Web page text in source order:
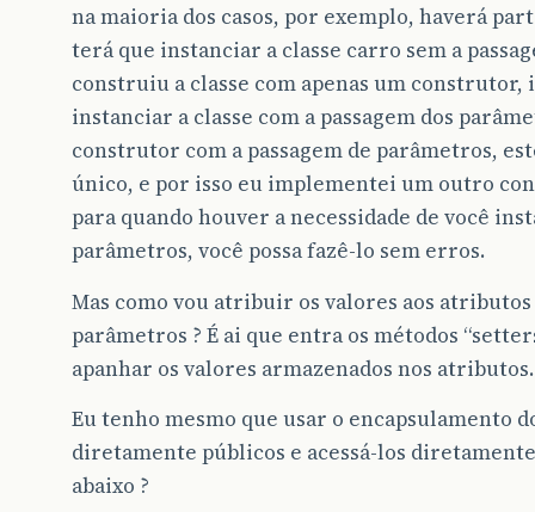
public void setPModelo(String pModelo)
{
this.pModelo = pModelo;
public void setPCombustivel(String
pCombustivel
}
/* O método eficienciaCarro tem que ser um
que retorne algum valor, algum nível,
public
int eficienciaCarro () {
// fazendo cálculos usando a
switch
case
1995: nivel = 1; break
case 2000: nivel = 5 ; break;
}
getPCombustivel equals
nivel += 20 ;
//
na maioria dos casos, por exemplo, haverá
terá que instanciar a classe carro sem a
construiu a classe com apenas um construtor,
instanciar a classe com a passagem dos
construtor com a passagem de parâmetros,
único, e por isso eu implementei um outro
para quando houver a necessidade de você
parâmetros, você possa fazê-lo sem erros.
Mas como vou atribuir os valores aos atributos
parâmetros ? É ai que entra os métodos
apanhar os valores armazenados nos atributos.
Eu tenho mesmo que usar o encapsulamento
diretamente públicos e acessá-los
abaixo ?